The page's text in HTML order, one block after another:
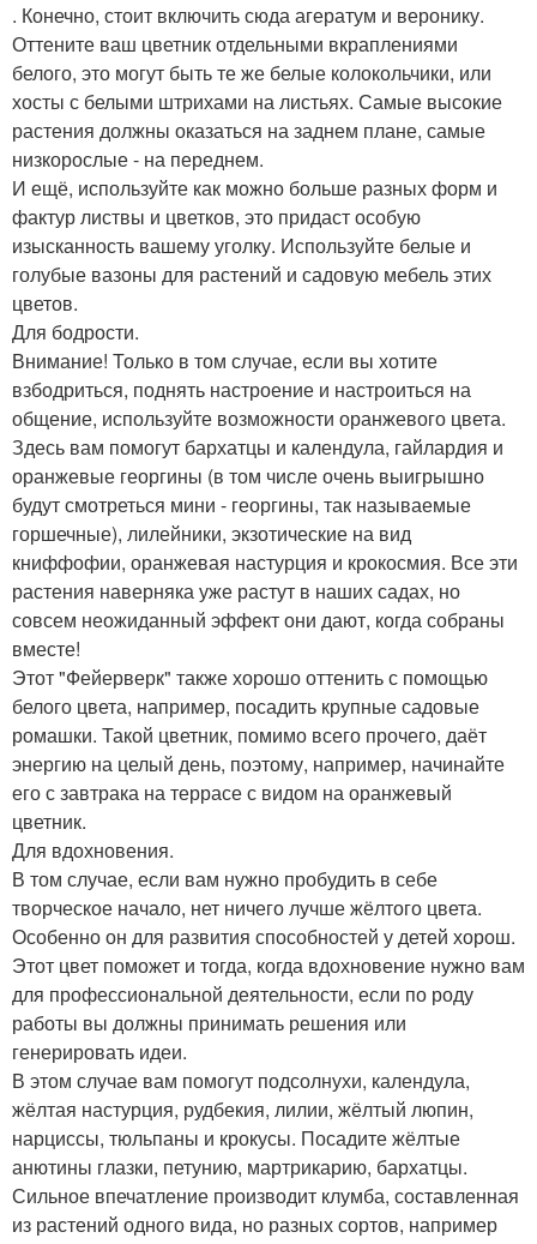
. Конечно, стоит включить сюда агератум и веронику.
Оттените ваш цветник отдельными вкраплениями
белого, это могут быть те же белые колокольчики, или
хосты с белыми штрихами на листьях. Самые высокие
растения должны оказаться на заднем плане, самые
низкорослые - на переднем.
И ещё, используйте как можно больше разных форм и
фактур листвы и цветков, это придаст особую
изысканность вашему уголку. Используйте белые и
голубые вазоны для растений и садовую мебель этих
цветов.
Для бодрости.
Внимание! Только в том случае, если вы хотите
взбодриться, поднять настроение и настроиться на
общение, используйте возможности оранжевого цвета.
Здесь вам помогут бархатцы и календула, гайлардия и
оранжевые георгины (в том числе очень выигрышно
будут смотреться мини - георгины, так называемые
горшечные), лилейники, экзотические на вид
книффофии, оранжевая настурция и крокосмия. Все эти
растения наверняка уже растут в наших садах, но
совсем неожиданный эффект они дают, когда собраны
вместе!
Этот "Фейерверк" также хорошо оттенить с помощью
белого цвета, например, посадить крупные садовые
ромашки. Такой цветник, помимо всего прочего, даёт
энергию на целый день, поэтому, например, начинайте
его с завтрака на террасе с видом на оранжевый
цветник.
Для вдохновения.
В том случае, если вам нужно пробудить в себе
творческое начало, нет ничего лучше жёлтого цвета.
Особенно он для развития способностей у детей хорош.
Этот цвет поможет и тогда, когда вдохновение нужно вам
для профессиональной деятельности, если по роду
работы вы должны принимать решения или
генерировать идеи.
В этом случае вам помогут подсолнухи, календула,
жёлтая настурция, рудбекия, лилии, жёлтый люпин,
нарциссы, тюльпаны и крокусы. Посадите жёлтые
анютины глазки, петунию, мартрикарию, бархатцы.
Сильное впечатление производит клумба, составленная
из растений одного вида, но разных сортов, например